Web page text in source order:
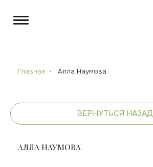
Главная Алла Наумова
ВЕРНУТЬСЯ НАЗАД
АЛЛА НАУМОВА